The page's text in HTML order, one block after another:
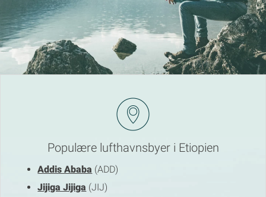
Populære lufthavnsbyer i Etiopien
Addis Ababa (ADD)
Jijiga Jijiga (JIJ)